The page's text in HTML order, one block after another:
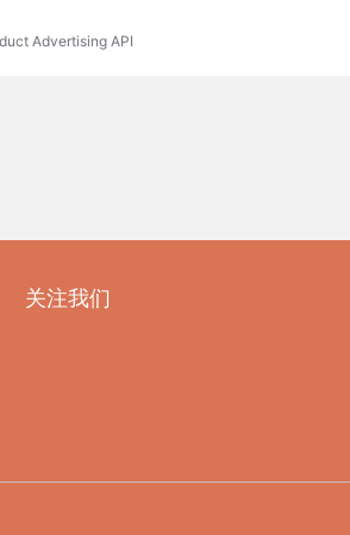
Advertising API
关注我们